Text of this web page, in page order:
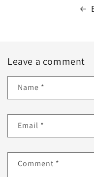
Leave a comment
Name *
Email *
Comment *